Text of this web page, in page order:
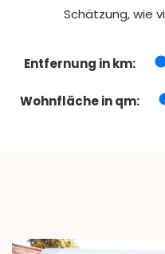
Schätzung, wie
Entfernung in km:
Wohnfläche in qm: